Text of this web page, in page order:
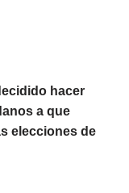
hacer
a que
elecciones de